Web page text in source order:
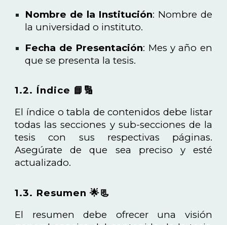
Nombre de la Institución: Nombre de
la universidad o instituto.
Fecha de Presentación: Mes y año en
que se presenta la tesis.
1.2. Índice 📘🔢
El índice o tabla de contenidos debe listar
todas las secciones y sub-secciones de la
tesis con sus respectivas páginas.
Asegúrate de que sea preciso y esté
actualizado.
1.3. Resumen 🌟📃
El resumen debe ofrecer una visión